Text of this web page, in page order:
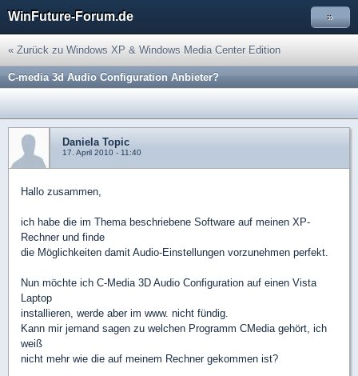
WinFuture-Forum.de »
« Zurück zu Windows XP & Windows Media Center Edition
C-media 3d Audio Configuration Anbieter?
Daniela Topic
17. April 2010 - 11:40
Hallo zusammen,
ich habe die im Thema beschriebene Software auf meinen XP-
Rechner und finde
die Möglichkeiten damit Audio-Einstellungen vorzunehmen perfekt.
Nun möchte ich C-Media 3D Audio Configuration auf einen Vista
Laptop
installieren, werde aber im www. nicht fündig.
Kann mir jemand sagen zu welchen Programm CMedia gehört, ich
weiß
nicht mehr wie die auf meinem Rechner gekommen ist?